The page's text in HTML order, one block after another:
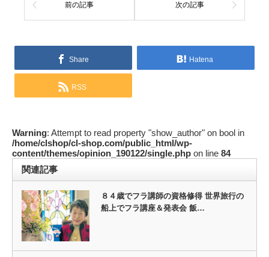
前の記事 次の記事
Share Hatena
RSS
Warning: Attempt to read property "show_author" on bool in
/home/clshop/cl-shop.com/public_html/wp-
content/themes/opinion_190122/single.php on line 84
関連記事
８４歳でフラ講師の資格修得 世界旅行の
船上でフラ講座＆発表会 飯…